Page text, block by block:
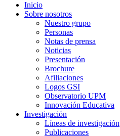
Inicio
Sobre nosotros
Nuestro grupo
Personas
Notas de prensa
Noticias
Presentación
Brochure
Afiliaciones
Logos GSI
Observatorio UPM
Innovación Educativa
Investigación
Líneas de investigación
Publicaciones